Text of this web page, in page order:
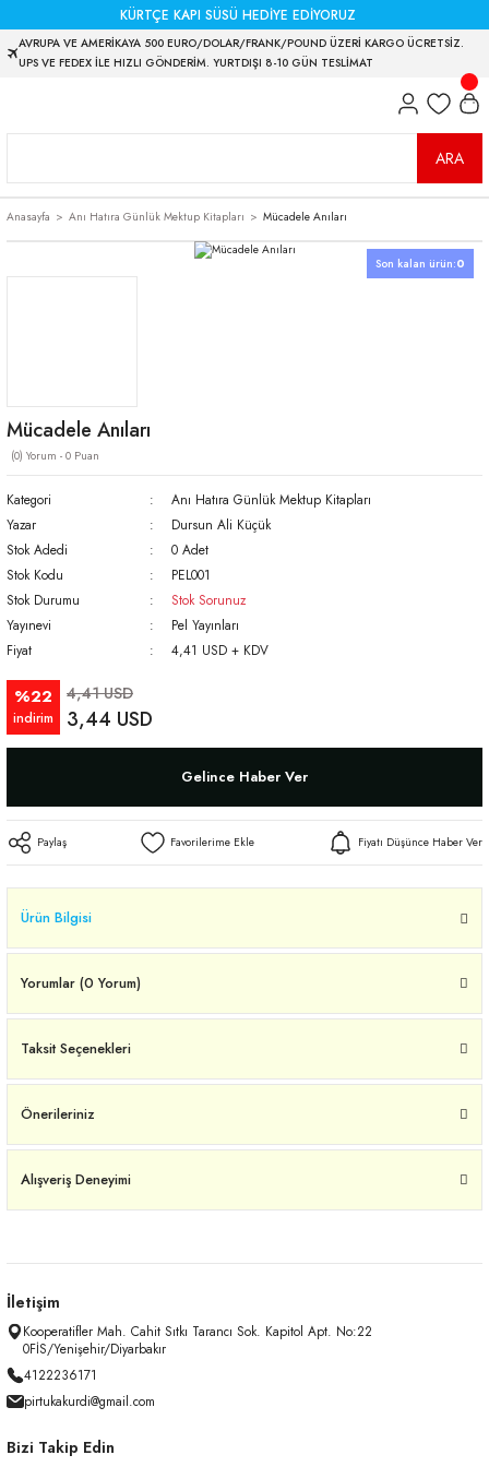
KÜRTÇE KAPI SÜSÜ HEDİYE EDİYORUZ
AVRUPA VE AMERİKAYA 500 EURO/DOLAR/FRANK/POUND ÜZERİ KARGO ÜCRETSİZ.
UPS VE FEDEX İLE HIZLI GÖNDERİM. YURTDIŞI 8-10 GÜN TESLİMAT
ARA
Anasayfa Anı Hatıra Günlük Mektup Kitapları Mücadele Anıları
Son kalan ürün:0
Mücadele Anıları
(0) Yorum - 0 Puan
Kategori
Anı Hatıra Günlük Mektup Kitapları
Yazar
Dursun Ali Küçük
Stok Adedi
0 Adet
Stok Kodu
PEL001
Stok Durumu
Stok Sorunuz
Yayınevi
Pel Yayınları
Fiyat
4,41 USD + KDV
%22
indirim
4,41 USD
3,44 USD
Gelince Haber Ver
Paylaş Fiyatı Düşünce Haber Ver
Ürün Bilgisi
Yorumlar (0 Yorum)
Taksit Seçenekleri
Önerileriniz
Alışveriş Deneyimi
İletişim
Kooperatifler Mah. Cahit Sıtkı Tarancı Sok. Kapitol Apt. No:22
0FİS/Yenişehir/Diyarbakır
4122236171
pirtukakurdi@gmail.com
Bizi Takip Edin